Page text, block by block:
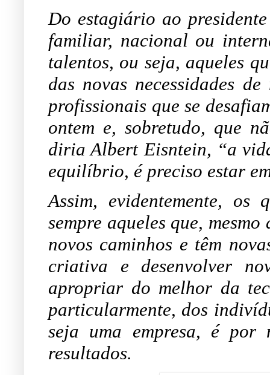
Do estagiário ao
familiar, nacional ou
talentos, ou seja, aqueles
das novas necessidades
profissionais que se
ontem e, sobretudo, que
diria Albert Eisntein, “a
equilíbrio, é preciso estar
Assim, evidentemente,
sempre aqueles que,
novos caminhos e têm
criativa e desenvolver
apropriar do melhor da
particularmente, dos
seja uma empresa, é por
resultados.